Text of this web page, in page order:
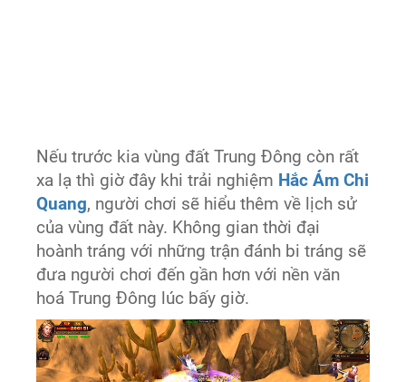
Nếu trước kia vùng đất Trung Đông còn rất
xa lạ thì giờ đây khi trải nghiệm Hắc Ám Chi
Quang, người chơi sẽ hiểu thêm về lịch sử
của vùng đất này. Không gian thời đại
hoành tráng với những trận đánh bi tráng sẽ
đưa người chơi đến gần hơn với nền văn
hoá Trung Đông lúc bấy giờ.